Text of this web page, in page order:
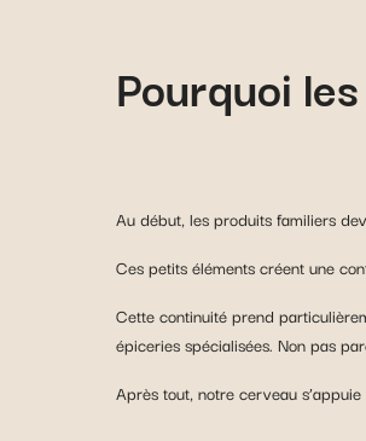
Pourquoi
Au début, les produits familiers
Ces petits éléments créent une
Cette continuité prend
épiceries spécialisées. Non pas
Après tout, notre cerveau